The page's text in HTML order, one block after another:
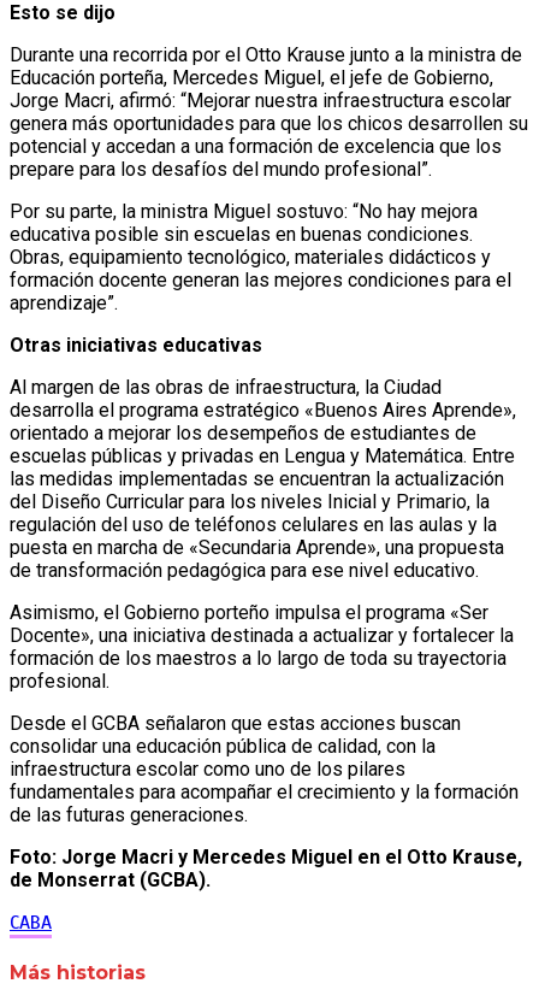
Esto se dijo
Durante una recorrida por el Otto Krause junto a la ministra de
Educación porteña, Mercedes Miguel, el jefe de Gobierno,
Jorge Macri, afirmó: “Mejorar nuestra infraestructura escolar
genera más oportunidades para que los chicos desarrollen su
potencial y accedan a una formación de excelencia que los
prepare para los desafíos del mundo profesional”.
Por su parte, la ministra Miguel sostuvo: “No hay mejora
educativa posible sin escuelas en buenas condiciones.
Obras, equipamiento tecnológico, materiales didácticos y
formación docente generan las mejores condiciones para el
aprendizaje”.
Otras iniciativas educativas
Al margen de las obras de infraestructura, la Ciudad
desarrolla el programa estratégico «Buenos Aires Aprende»,
orientado a mejorar los desempeños de estudiantes de
escuelas públicas y privadas en Lengua y Matemática. Entre
las medidas implementadas se encuentran la actualización
del Diseño Curricular para los niveles Inicial y Primario, la
regulación del uso de teléfonos celulares en las aulas y la
puesta en marcha de «Secundaria Aprende», una propuesta
de transformación pedagógica para ese nivel educativo.
Asimismo, el Gobierno porteño impulsa el programa «Ser
Docente», una iniciativa destinada a actualizar y fortalecer la
formación de los maestros a lo largo de toda su trayectoria
profesional.
Desde el GCBA señalaron que estas acciones buscan
consolidar una educación pública de calidad, con la
infraestructura escolar como uno de los pilares
fundamentales para acompañar el crecimiento y la formación
de las futuras generaciones.
Foto: Jorge Macri y Mercedes Miguel en el Otto Krause,
de Monserrat (GCBA).
CABA
Más historias